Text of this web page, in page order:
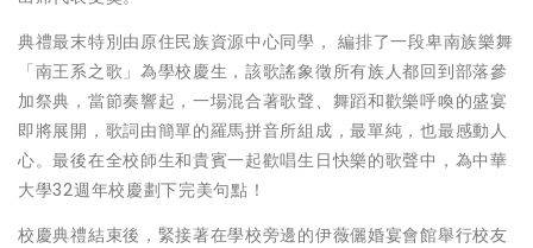
典禮最末特別由原住民族資源中心同學， 編排了一段卑南族樂舞
「南王系之歌」為學校慶生，該歌謠象徵所有族人都回到部落參
加祭典，當節奏響起，一場混合著歌聲、舞蹈和歡樂呼喚的盛宴
即將展開，歌詞由簡單的羅馬拼音所組成，最單純，也最感動人
心。最後在全校師生和貴賓一起歡唱生日快樂的歌聲中，為中華
大學32週年校慶劃下完美句點！
校慶典禮結束後，緊接著在學校旁邊的伊薇儷婚宴會館舉行校友